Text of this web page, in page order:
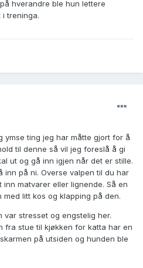
hverandre ble hun lettere
treninga.
ting jeg har måtte gjort for å
til denne så vil jeg foreslå å gi
ut og gå inn igjen når det er stille.
inn på ni. Overse valpen til du har
matvarer eller lignende. Så en
litt kos og klapping på den.
var stresset og engstelig her.
fra stue til kjøkken for katta har en
på utsiden og hunden ble